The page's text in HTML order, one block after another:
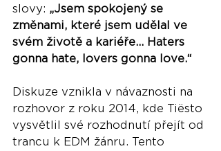
slovy: „Jsem spokojený se
změnami, které jsem udělal ve
svém životě a kariéře... Haters
gonna hate, lovers gonna love.“
Diskuze vznikla v návaznosti na
rozhovor z roku 2014, kde Tiësto
vysvětlil své rozhodnutí přejít od
trancu k EDM žánru. Tento